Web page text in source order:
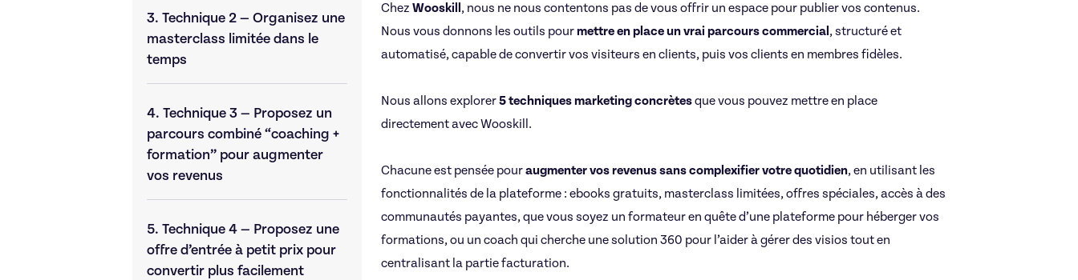
3. Technique 2 — Organisez une
masterclass limitée dans le
temps
4. Technique 3 — Proposez un
parcours combiné “coaching +
formation” pour augmenter
vos revenus
5. Technique 4 — Proposez une
offre d’entrée à petit prix pour
convertir plus facilement
Chez Wooskill , nous ne nous contentons pas de vous offrir un espace pour publier vos contenus.
Nous vous donnons les outils pourmettre en place un vrai parcours commercial , structuré et
automatisé, capable de convertir vos visiteurs en clients, puis vos clients en membres fidèles.
Nous allons explorer5 techniques marketing concrètesque vous pouvez mettre en place
directement avec Wooskill.
Chacune est pensée pouraugmenter vos revenus sans complexifier votre quotidien, en utilisant les
fonctionnalités de la plateforme : ebooks gratuits, masterclass limitées, offres spéciales, accès à des
communautés payantes, que vous soyez un formateur en quête d’une plateforme pour héberger vos
formations, ou un coach qui cherche une solution 360 pour l’aider à gérer des visios tout en
centralisant la partie facturation.